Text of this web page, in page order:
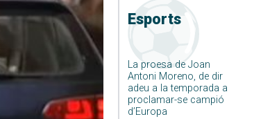
Esports
La proesa de Joan
Antoni Moreno, de dir
adeu a la temporada a
proclamar-se campió
d’Europa